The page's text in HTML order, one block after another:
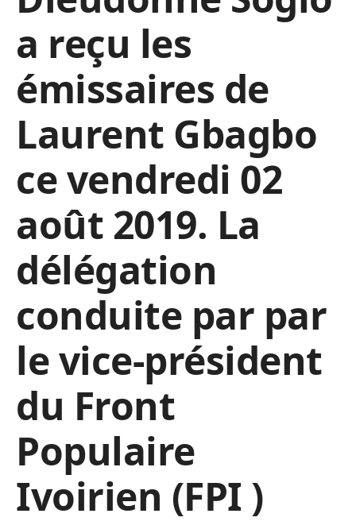
a reçu les
émissaires de
Laurent Gbagbo
ce vendredi 02
août 2019. La
délégation
conduite par par
le vice-président
du Front
Populaire
Ivoirien (FPI )